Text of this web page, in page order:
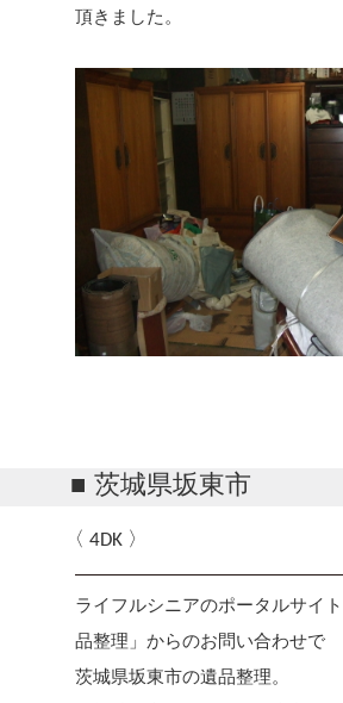
頂きました。
茨城県坂東市
4DK
ライフルシニアのポータルサイ
品整理」からのお問い合わせで
茨城県坂東市の遺品整理。